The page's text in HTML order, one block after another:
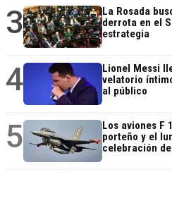
3
La Rosada
derrota en el
estrategia
4
Lionel Messi
velatorio
al público
5
Los aviones F
porteño y el
celebración